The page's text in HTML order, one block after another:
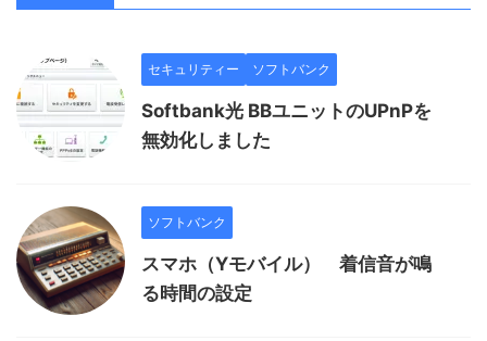
セキュリティー ソフトバンク
Softbank光 BBユニットのUPnPを
無効化しました
ソフトバンク
スマホ（Yモバイル） 着信音が鳴
る時間の設定